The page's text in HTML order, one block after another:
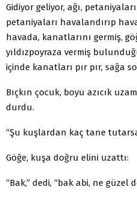
Gidiyor geliyor, ağı,
petaniyaları havalandırıp
havada, kanatlarını germiş,
yıldızpoyraza vermiş
içinde kanatları pır pır, sağa
Bıçkın çocuk, boyu azıcık
durdu.
“Şu kuşlardan kaç tane
Göğe, kuşa doğru elini uzattı:
“Bak,” dedi, “bak abi, ne güzel